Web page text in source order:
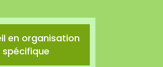
en organisation
spécifique